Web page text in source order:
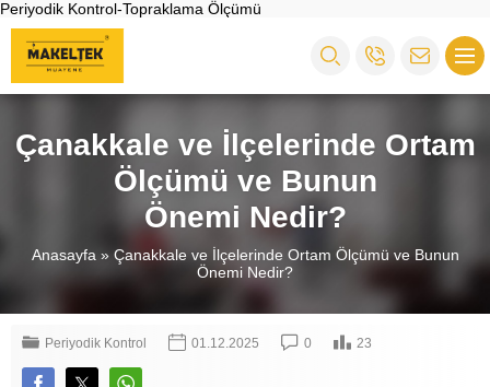
Periyodik Kontrol-Topraklama Ölçümü
Çanakkale ve İlçelerinde Ortam
Ölçümü ve Bunun
Önemi Nedir?
Anasayfa » Çanakkale ve İlçelerinde Ortam Ölçümü ve Bunun
Önemi Nedir?
Periyodik Kontrol 01.12.2025 0 23